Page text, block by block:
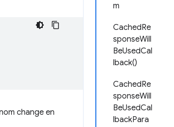
m
CachedRe
sponseWill
BeUsedCal
lback()
CachedRe
sponseWill
BeUsedCal
lbackPara
change en